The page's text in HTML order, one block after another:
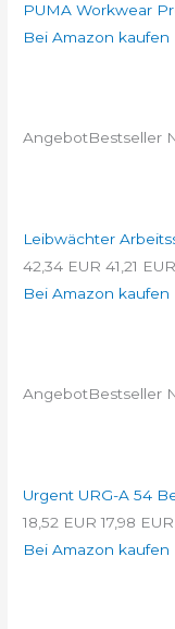
PUMA Workwear
Bei Amazon kaufen
AngebotBestseller
Leibwächter
42,34 EUR 41,21 EUR
Bei Amazon kaufen
AngebotBestseller
Urgent URG-A 54
18,52 EUR 17,98 EUR
Bei Amazon kaufen